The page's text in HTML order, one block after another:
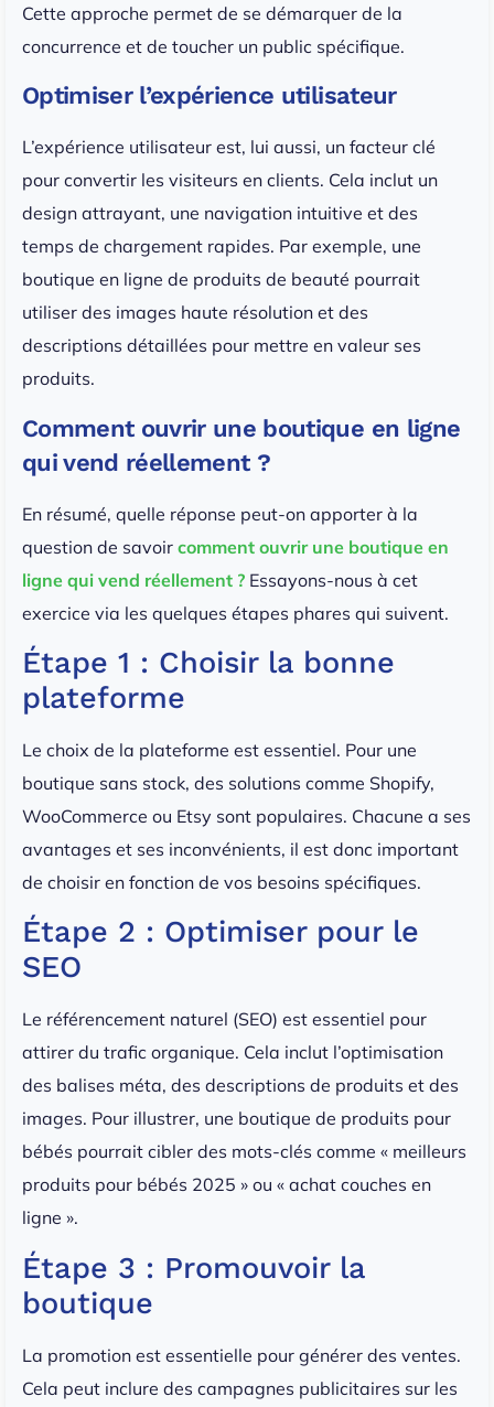
Cette approche permet de se démarquer de la
concurrence et de toucher un public spécifique.
Optimiser l’expérience utilisateur
L’expérience utilisateur est, lui aussi, un facteur clé
pour convertir les visiteurs en clients. Cela inclut un
design attrayant, une navigation intuitive et des
temps de chargement rapides. Par exemple, une
boutique en ligne de produits de beauté pourrait
utiliser des images haute résolution et des
descriptions détaillées pour mettre en valeur ses
produits.
Comment ouvrir une boutique en ligne
qui vend réellement ?
En résumé, quelle réponse peut-on apporter à la
question de savoir comment ouvrir une boutique en
ligne qui vend réellement ? Essayons-nous à cet
exercice via les quelques étapes phares qui suivent.
Étape 1 : Choisir la bonne
plateforme
Le choix de la plateforme est essentiel. Pour une
boutique sans stock, des solutions comme Shopify,
WooCommerce ou Etsy sont populaires. Chacune a ses
avantages et ses inconvénients, il est donc important
de choisir en fonction de vos besoins spécifiques.
Étape 2 : Optimiser pour le
SEO
Le référencement naturel (SEO) est essentiel pour
attirer du trafic organique. Cela inclut l’optimisation
des balises méta, des descriptions de produits et des
images. Pour illustrer, une boutique de produits pour
bébés pourrait cibler des mots-clés comme « meilleurs
produits pour bébés 2025 » ou « achat couches en
ligne ».
Étape 3 : Promouvoir la
boutique
La promotion est essentielle pour générer des ventes.
Cela peut inclure des campagnes publicitaires sur les